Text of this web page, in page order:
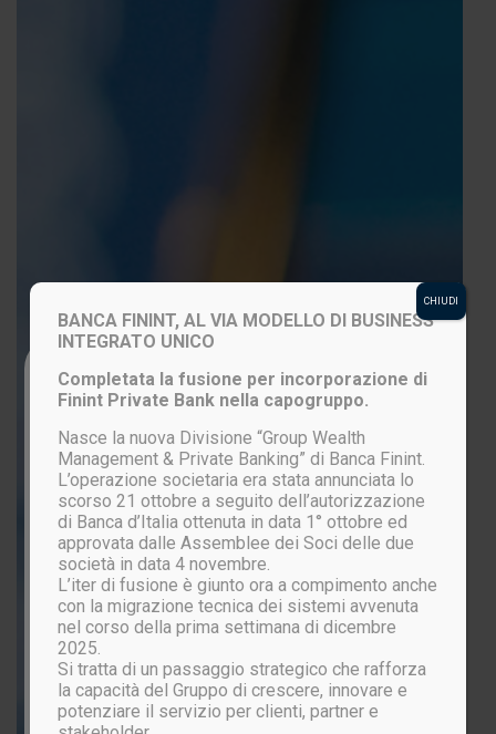
Login to your account
LOGIN
Password lost?
BANCA FININT, AL VIA MODELLO DI BUSINESS
INTEGRATO UNICO
Completata la fusione per incorporazione di
Finint Private Bank nella capogruppo.
Nasce la nuova Divisione “Group Wealth
Management & Private Banking” di Banca Finint.
L’operazione societaria era stata annunciata lo
scorso 21 ottobre a seguito dell’autorizzazione
di Banca d’Italia ottenuta in data 1° ottobre ed
approvata dalle Assemblee dei Soci delle due
società in data 4 novembre.
L’iter di fusione è giunto ora a compimento anche
con la migrazione tecnica dei sistemi avvenuta
nel corso della prima settimana di dicembre
2025.
Si tratta di un passaggio strategico che rafforza
la capacità del Gruppo di crescere, innovare e
potenziare il servizio per clienti, partner e
CHIUDI